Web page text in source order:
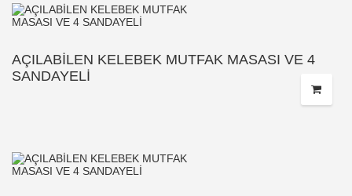
AÇILABİLEN KELEBEK MUTFAK MASASI VE 4
SANDAYELİ